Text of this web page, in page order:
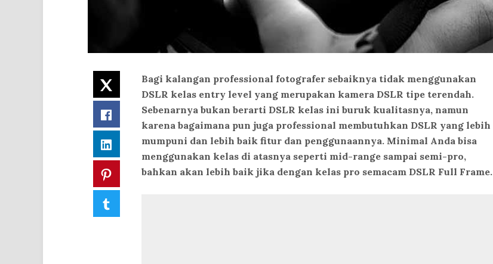
Twitter
Facebook
LinkedIn
Pinterest
Bagi kalangan professional fotografer sebaiknya tidak menggunakan
DSLR kelas entry level yang merupakan kamera DSLR tipe terendah.
Sebenarnya bukan berarti DSLR kelas ini buruk kualitasnya, namun
karena bagaimana pun juga professional membutuhkan DSLR yang lebih
mumpuni dan lebih baik fitur dan penggunaannya. Minimal Anda bisa
menggunakan kelas di atasnya seperti mid-range sampai semi-pro,
bahkan akan lebih baik jika dengan kelas pro semacam DSLR Full Frame.